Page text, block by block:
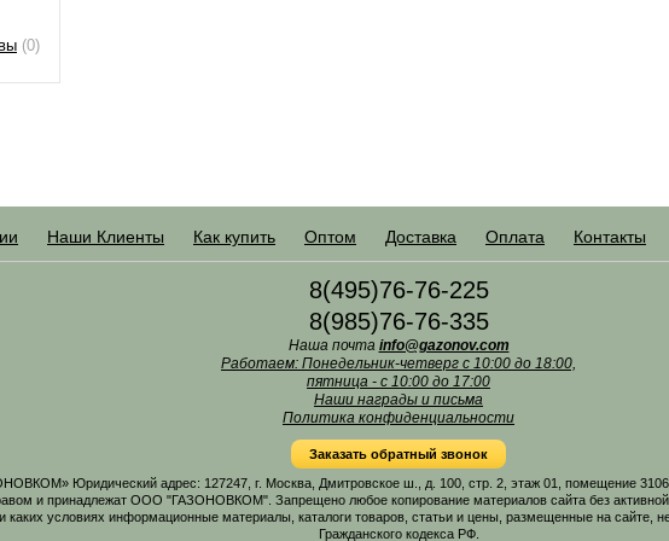
(0)
Наши Клиенты Как купить Оптом Доставка Оплата Контакты
8(495)76-76-225
8(985)76-76-335
Наша почта info@gazonov.com
Работаем: Понедельник-четверг с 10:00 до 18:00,
пятница - с 10:00 до 17:00
Наши награды и письма
Политика конфиденциальности
Заказать обратный звонок
Юридический адрес: 127247, г. Москва, Дмитровское ш., д. 100, стр. 2, этаж 01, помещение
и принадлежат ООО "ГАЗОНОВКОМ". Запрещено любое копирование материалов сайта без активной
условиях информационные материалы, каталоги товаров, статьи и цены, размещенные на сайте,
Гражданского кодекса РФ.